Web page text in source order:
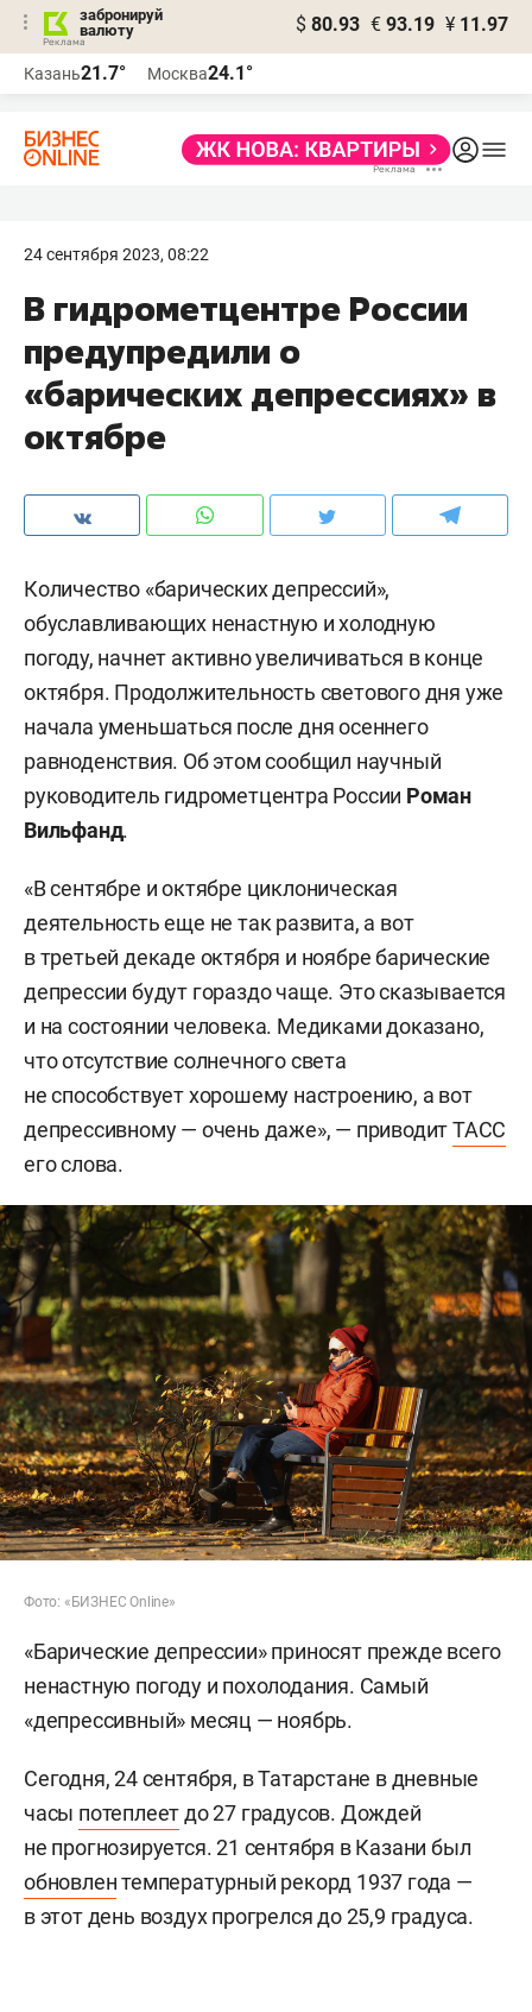
забронируй
валюту
$ 80.93 € 93.19 ¥ 11.97
Казань21.7° Москва24.1°
24 сентября 2023, 08:22
В гидрометцентре России
предупредили о
«барических депрессиях» в
октябре
Количество «барических депрессий»,
обуславливающих ненастную и холодную
погоду, начнет активно увеличиваться в конце
октября. Продолжительность светового дня уже
начала уменьшаться после дня осеннего
равноденствия. Об этом сообщил научный
руководитель гидрометцентра России Роман
Вильфанд.
«В сентябре и октябре циклоническая
деятельность еще не так развита, а вот
в третьей декаде октября и ноябре барические
депрессии будут гораздо чаще. Это сказывается
и на состоянии человека. Медиками доказано,
что отсутствие солнечного света
не способствует хорошему настроению, а вот
депрессивному — очень даже», — приводитТАСС
его слова.
Фото: «БИЗНЕС Online»
«Барические депрессии» приносят прежде всего
ненастную погоду и похолодания. Самый
«депрессивный» месяц — ноябрь.
Сегодня, 24 сентября, в Татарстане в дневные
часы потеплеетдо 27 градусов. Дождей
не прогнозируется. 21 сентября в Казани был
обновлентемпературный рекорд 1937 года —
в этот день воздух прогрелся до 25,9 градуса.